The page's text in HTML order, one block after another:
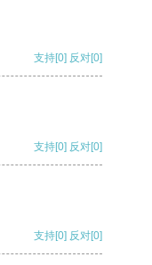
支持[0] 反对[0]
支持[0] 反对[0]
支持[0] 反对[0]